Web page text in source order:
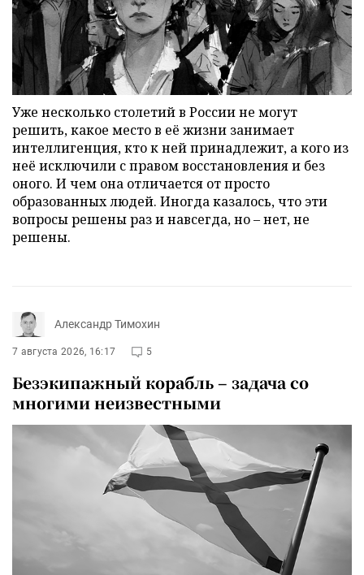
Уже несколько столетий в России не могут
решить, какое место в её жизни занимает
интеллигенция, кто к ней принадлежит, а кого из
неё исключили с правом восстановления и без
оного. И чем она отличается от просто
образованных людей. Иногда казалось, что эти
вопросы решены раз и навсегда, но – нет, не
решены.
Александр Тимохин
7 августа 2026, 16:17 5
Безэкипажный корабль – задача со
многими неизвестными